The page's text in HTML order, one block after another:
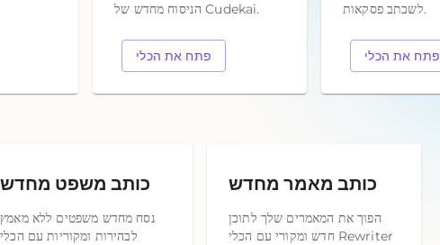
הניסוח מחדש של Cudekai.
פתח את הכלי
לשכתב פסקאות.
פתח את הכלי
כותב משפט מחדש
נסח מחדש משפטים ללא מאמץ
לבהירות ומקוריות עם הכלי
כותב מאמר מחדש
הפוך את המאמרים שלך לתוכן
חדש ומקורי עם הכלי Rewriter